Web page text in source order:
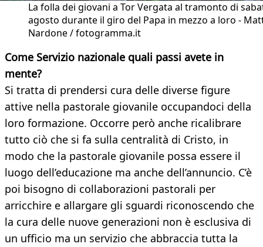
La folla dei giovani a Tor Vergata al tramonto di
agosto durante il giro del Papa in mezzo a loro -
Nardone / fotogramma.it
Come Servizio nazionale quali passi avete in
mente?
Si tratta di prendersi cura delle diverse figure
attive nella pastorale giovanile occupandoci della
loro formazione. Occorre però anche ricalibrare
tutto ciò che si fa sulla centralità di Cristo, in
modo che la pastorale giovanile possa essere il
luogo dell’educazione ma anche dell’annuncio. C’è
poi bisogno di collaborazioni pastorali per
arricchire e allargare gli sguardi riconoscendo che
la cura delle nuove generazioni non è esclusiva di
un ufficio ma un servizio che abbraccia tutta la